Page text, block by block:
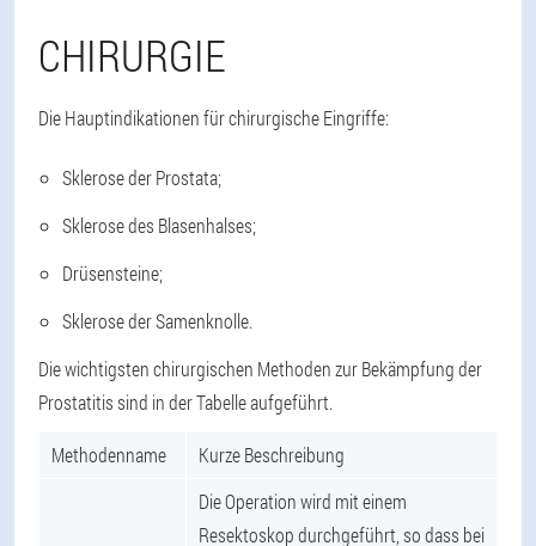
CHIRURGIE
Die Hauptindikationen für chirurgische Eingriffe:
Sklerose der Prostata;
Sklerose des Blasenhalses;
Drüsensteine;
Sklerose der Samenknolle.
Die wichtigsten chirurgischen Methoden zur Bekämpfung der
Prostatitis sind in der Tabelle aufgeführt.
Methodenname
Kurze Beschreibung
Die Operation wird mit einem
Resektoskop durchgeführt, so dass bei